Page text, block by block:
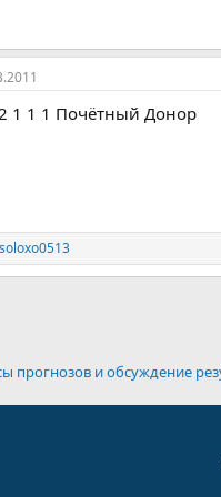
1 1 1 Почётный Донор
soloxo0513